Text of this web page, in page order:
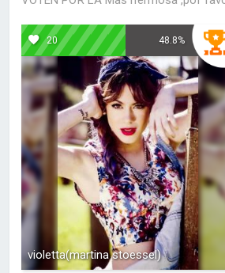
20 48.8%
violetta(martina stoessel)